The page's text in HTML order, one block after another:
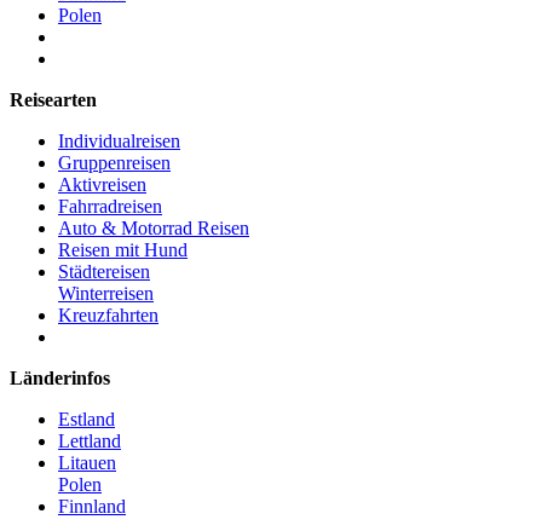
Polen
Reisearten
Individualreisen
Gruppenreisen
Aktivreisen
Fahrradreisen
Auto & Motorrad Reisen
Reisen mit Hund
Städtereisen
Winterreisen
Kreuzfahrten
Länderinfos
Estland
Lettland
Litauen
Polen
Finnland